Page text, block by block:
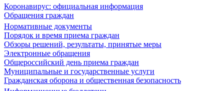
Коронавирус: официальная информация
Обращения граждан
Нормативные документы
Порядок и время приема граждан
Обзоры решений, результаты, принятые меры
Электронные обращения
Общероссийский день приема граждан
Муниципальные и государственные услуги
Гражданская оборона и общественная безопасность